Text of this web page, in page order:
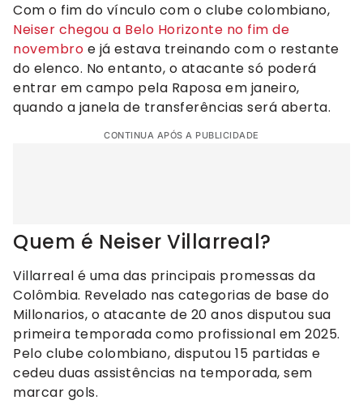
Com o fim do vínculo com o clube colombiano,
Neiser chegou a Belo Horizonte no fim de
novembro e já estava treinando com o restante
do elenco. No entanto, o atacante só poderá
entrar em campo pela Raposa em janeiro,
quando a janela de transferências será aberta.
CONTINUA APÓS A PUBLICIDADE
Quem é Neiser Villarreal?
Villarreal é uma das principais promessas da
Colômbia. Revelado nas categorias de base do
Millonarios, o atacante de 20 anos disputou sua
primeira temporada como profissional em 2025.
Pelo clube colombiano, disputou 15 partidas e
cedeu duas assistências na temporada, sem
marcar gols.